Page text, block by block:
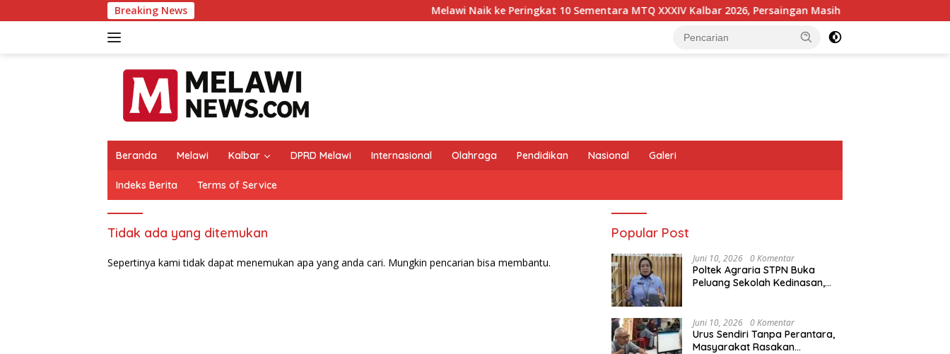
ke
Breaking News Melawi Naik ke Peringkat 10 Sementara MTQ XXXIV Kalbar 2026, Persaingan Masih Terbuka
Beranda Melawi Kalbar DPRD Melawi Internasional Olahraga Pendidikan Nasional Galeri
Indeks Berita Terms of Service
Tidak ada yang ditemukan
Sepertinya kami tidak dapat menemukan apa yang anda cari. Mungkin pencarian bisa membantu.
Popular Post
Juni 10, 2026 0 Komentar
Poltek Agraria STPN Buka
Peluang Sekolah Kedinasan,
Agraria/Pertanahan dan Tata
Ruang
Juni 10, 2026 0 Komentar
Urus Sendiri Tanpa Perantara,
Masyarakat Rasakan